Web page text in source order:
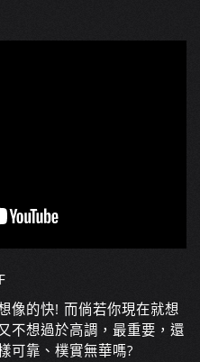
像的快! 而倘若你現在就想
不想過於高調，最重要，還
可靠、樸實無華嗎?